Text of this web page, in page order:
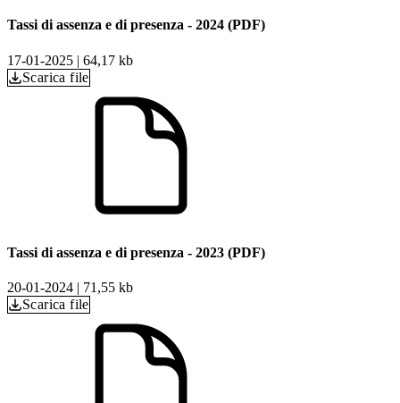
Tassi di assenza e di presenza - 2024 (PDF)
17-01-2025 | 64,17 kb
Scarica file
Tassi di assenza e di presenza - 2023 (PDF)
20-01-2024 | 71,55 kb
Scarica file